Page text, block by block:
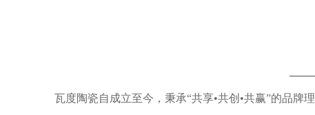
瓦度陶瓷自成立至今，秉承“共享•共创•共赢”的品